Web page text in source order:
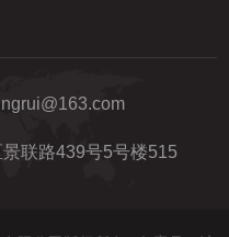
联路439号5号楼515